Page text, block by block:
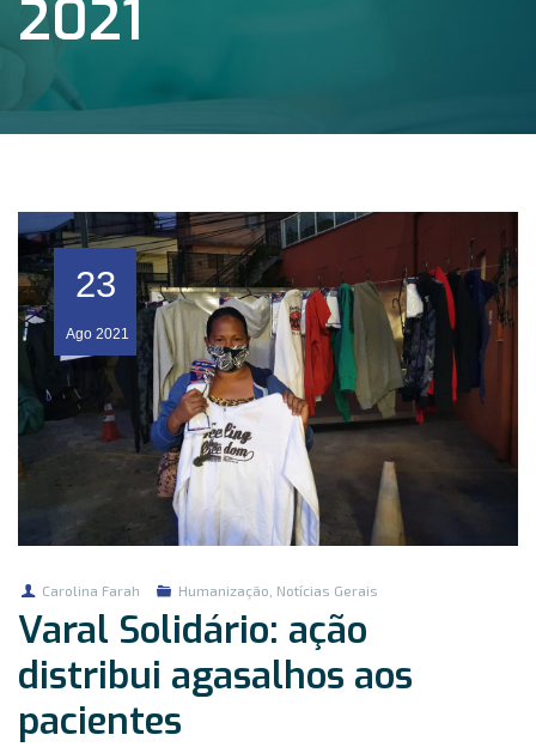
2021
23
Ago 2021
Carolina Farah Humanização Notícias Gerais
Varal Solidário: ação
distribui agasalhos aos
pacientes